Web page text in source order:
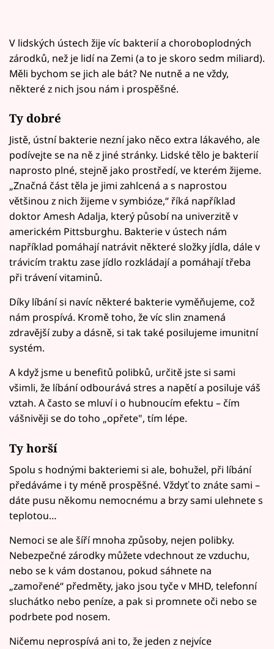
V lidských ústech žije víc bakterií a choroboplodných
zárodků, než je lidí na Zemi (a to je skoro sedm miliard).
Měli bychom se jich ale bát? Ne nutně a ne vždy,
některé z nich jsou nám i prospěšné.
Ty dobré
Jistě, ústní bakterie nezní jako něco extra lákavého, ale
podívejte se na ně z jiné stránky. Lidské tělo je bakterií
naprosto plné, stejně jako prostředí, ve kterém žijeme.
„Značná část těla je jimi zahlcená a s naprostou
většinou z nich žijeme v symbióze,“ říká například
doktor Amesh Adalja, který působí na univerzitě v
americkém Pittsburghu. Bakterie v ústech nám
například pomáhají natrávit některé složky jídla, dále v
trávicím traktu zase jídlo rozkládají a pomáhají třeba
při trávení vitaminů.
Díky líbání si navíc některé bakterie vyměňujeme, což
nám prospívá. Kromě toho, že víc slin znamená
zdravější zuby a dásně, si tak také posilujeme imunitní
systém.
A když jsme u benefitů polibků, určitě jste si sami
všimli, že líbání odbourává stres a napětí a posiluje váš
vztah. A často se mluví i o hubnoucím efektu – čím
vášnivěji se do toho „opřete", tím lépe.
Ty horší
Spolu s hodnými bakteriemi si ale, bohužel, při líbání
předáváme i ty méně prospěšné. Vždyť to znáte sami –
dáte pusu někomu nemocnému a brzy sami ulehnete s
teplotou…
Nemoci se ale šíří mnoha způsoby, nejen polibky.
Nebezpečné zárodky můžete vdechnout ze vzduchu,
nebo se k vám dostanou, pokud sáhnete na
„zamořené“ předměty, jako jsou tyče v MHD, telefonní
sluchátko nebo peníze, a pak si promnete oči nebo se
podrbete pod nosem.
Ničemu neprospívá ani to, že jeden z nejvíce